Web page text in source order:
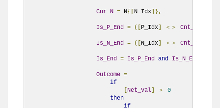
Cur_N = N{[N_Idx]},
Is_P_End = ([P_Idx] ＜＞ Cnt_P
Is_N_End = ([N_Idx] ＜＞ Cnt_N
Is_End = Is_P_End and Is_N_End
Outcome =
if
[Net_Val] ＞
0
then
if